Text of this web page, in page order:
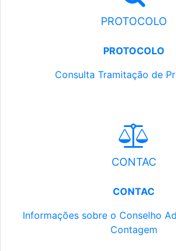
PROTOCOLO
PROTOCOLO
Consulta Tramitação de
CONTAC
CONTAC
Informações sobre o Conselho
Contagem